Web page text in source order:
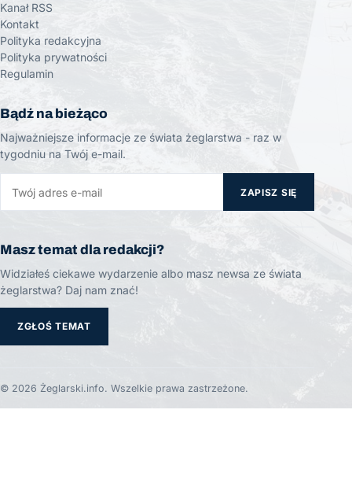
Kanał RSS
Kontakt
Polityka redakcyjna
Polityka prywatności
Regulamin
Bądź na bieżąco
Najważniejsze informacje ze świata żeglarstwa - raz w
tygodniu na Twój e-mail.
ZAPISZ SIĘ
Masz temat dla redakcji?
Widziałeś ciekawe wydarzenie albo masz newsa ze świata
żeglarstwa? Daj nam znać!
ZGŁOŚ TEMAT
© 2026 Żeglarski.info. Wszelkie prawa zastrzeżone.